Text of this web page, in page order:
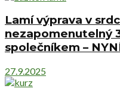
Lamí výprava v
nezapomenutelný
společníkem –
27.9.2025